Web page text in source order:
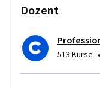
Dozent
513 Kurse •